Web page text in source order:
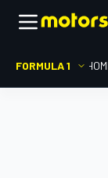
FORMULA 1